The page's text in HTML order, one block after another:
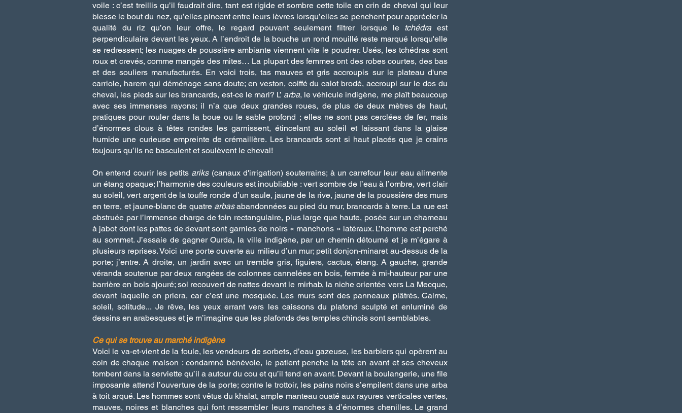
voile : c’est treillis qu’il faudrait dire, tant est rigide et sombre cette toile en crin de cheval qui leur
blesse le bout du nez, qu’elles pincent entre leurs lèvres lorsqu’elles se penchent pour apprécier la
qualité du riz qu’on leur offre, le regard pouvant seulement filtrer lorsque le tchédraest
perpendiculaire devant les yeux. A l’endroit de la bouche un rond mouillé reste marqué lorsqu'elle
se redressent; les nuages de poussière ambiante viennent vite le poudrer. Usés, les tchédras sont
roux et crevés, comme mangés des mites… La plupart des femmes ont des robes courtes, des bas
et des souliers manufacturés. En voici trois, tas mauves et gris accroupis sur le plateau d'une
carriole, harem qui déménage sans doute; en veston, coiffé du calot brodé, accroupi sur le dos du
cheval, les pieds sur les brancards, est-ce le mari? L’ arba, le véhicule indigène, me plaît beaucoup
avec ses immenses rayons; il n’a que deux grandes roues, de plus de deux mètres de haut,
pratiques pour rouler dans la boue ou le sable profond ; elles ne sont pas cerclées de fer, mais
d’énormes clous à têtes rondes les garnissent, étincelant au soleil et laissant dans la glaise
humide une curieuse empreinte de crémaillère. Les brancards sont si haut placés que je crains
toujours qu’ils ne basculent et soulèvent le cheval!
On entend courir les petits ariks (canaux d'irrigation) souterrains; à un carrefour leur eau alimente
un étang opaque; l’harmonie des couleurs est inoubliable : vert sombre de l’eau à l’ombre, vert clair
au soleil, vert argent de la touffe ronde d’un saule, jaune de la rive, jaune de la poussière des murs
en terre, et jaune-blanc de quatre arbasabandonnées au pied du mur, brancards à terre. La rue est
obstruée par l’immense charge de foin rectangulaire, plus large que haute, posée sur un chameau
à jabot dont les pattes de devant sont garnies de noirs « manchons » latéraux. L’homme est perché
au sommet. J’essaie de gagner Ourda, la ville indigène, par un chemin détourné et je m’égare à
plusieurs reprises. Voici une porte ouverte au milieu d’un mur; petit donjon-minaret au-dessus de la
porte; j’entre. A droite, un jardin avec un tremble gris, figuiers, cactus, étang. A gauche, grande
véranda soutenue par deux rangées de colonnes cannelées en bois, fermée à mi-hauteur par une
barrière en bois ajouré; sol recouvert de nattes devant le mirhab, la niche orientée vers La Mecque,
devant laquelle on priera, car c’est une mosquée. Les murs sont des panneaux plâtrés. Calme,
soleil, solitude... Je rêve, les yeux errant vers les caissons du plafond sculpté et enluminé de
dessins en arabesques et je m’imagine que les plafonds des temples chinois sont semblables.
Ce qui se trouve au marché indigène
Voici le va-et-vient de la foule, les vendeurs de sorbets, d’eau gazeuse, les barbiers qui opèrent au
coin de chaque maison : condamné bénévole, le patient penche la tête en avant et ses cheveux
tombent dans la serviette qu’il a autour du cou et qu’il tend en avant. Devant la boulangerie, une file
imposante attend l’ouverture de la porte; contre le trottoir, les pains noirs s’empilent dans une arba
à toit arqué. Les hommes sont vêtus du khalat, ample manteau ouaté aux rayures verticales vertes,
mauves, noires et blanches qui font ressembler leurs manches à d’énormes chenilles. Le grand